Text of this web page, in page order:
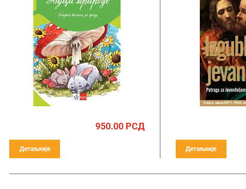
950.00РСД
Детаљније Детаљније